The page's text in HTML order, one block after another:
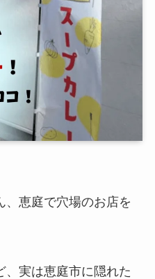
、恵庭で穴場のお店を
、実は恵庭市に隠れた